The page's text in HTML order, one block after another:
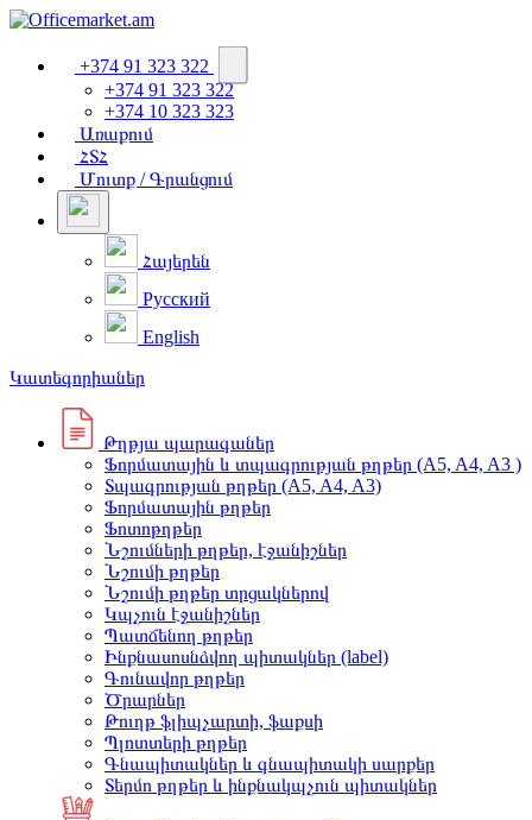
+374 91 323 322
+374 91 323 322
+374 10 323 323
Առաքում
ՀՏՀ
Մուտք / Գրանցում
Հայերեն
Русский
English
Կատեգորիաներ
Թղթյա պարագաներ
Ֆորմատային և տպագրության թղթեր (A5, A4, A3 )
Տպագրության թղթեր (A5, A4, A3)
Ֆորմատային թղթեր
Ֆոտոթղթեր
Նշումների թղթեր, էջանիշներ
Նշումի թղթեր
Նշումի թղթեր տրցակներով
Կպչուն էջանիշներ
Պատճենող թղթեր
Ինքնասոսնձվող պիտակներ (label)
Գունավոր թղթեր
Ծրարներ
Թուղթ ֆլիպչարտի, ֆաքսի
Պլոտտերի թղթեր
Գնապիտակներ և գնապիտակի սարքեր
Տերմո թղթեր և ինքնակպչուն պիտակներ